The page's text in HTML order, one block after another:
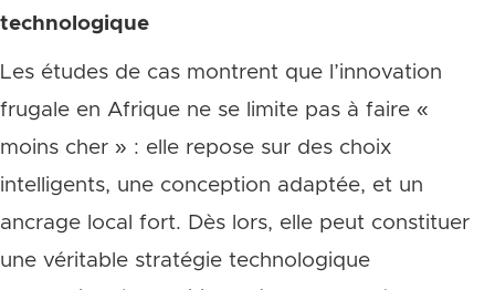
technologique
Les études de cas montrent que l’innovation
frugale en Afrique ne se limite pas à faire «
moins cher » : elle repose sur des choix
intelligents, une conception adaptée, et un
ancrage local fort. Dès lors, elle peut constituer
une véritable stratégie technologique